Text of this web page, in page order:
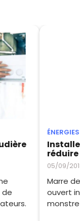
de
ÉNERGIES
05/09/
Marre
ouvert
monstre